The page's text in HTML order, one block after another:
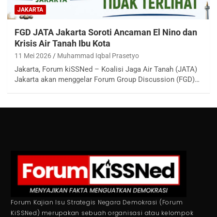
JAKARTA
FGD JATA Jakarta Soroti Ancaman El Nino dan
Krisis Air Tanah Ibu Kota
11 Mei 2026 Muhammad Iqbal Prasetyo
Jakarta, Forum kiSSNed – Koalisi Jaga Air Tanah (JATA)
Jakarta akan menggelar Forum Group Discussion (FGD)…
Forum Kajian Isu Strategis Negara Demokrasi (Forum
KiSSNed) merupakan sebuah organisasi atau kelompok